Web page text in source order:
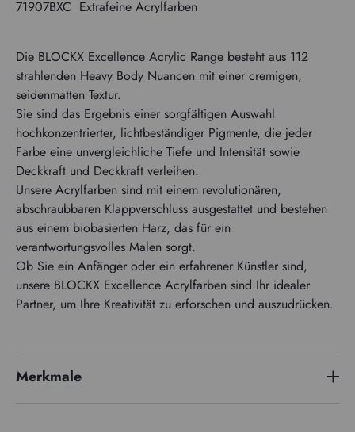
71907BXC Extrafeine Acrylfarben
Die BLOCKX Excellence Acrylic Range besteht aus 112
strahlenden Heavy Body Nuancen mit einer cremigen,
seidenmatten Textur.
Sie sind das Ergebnis einer sorgfältigen Auswahl
hochkonzentrierter, lichtbeständiger Pigmente, die jeder
Farbe eine unvergleichliche Tiefe und Intensität sowie
Deckkraft und Deckkraft verleihen.
Unsere Acrylfarben sind mit einem revolutionären,
abschraubbaren Klappverschluss ausgestattet und bestehen
aus einem biobasierten Harz, das für ein
verantwortungsvolles Malen sorgt.
Ob Sie ein Anfänger oder ein erfahrener Künstler sind,
unsere BLOCKX Excellence Acrylfarben sind Ihr idealer
Partner, um Ihre Kreativität zu erforschen und auszudrücken.
Merkmale